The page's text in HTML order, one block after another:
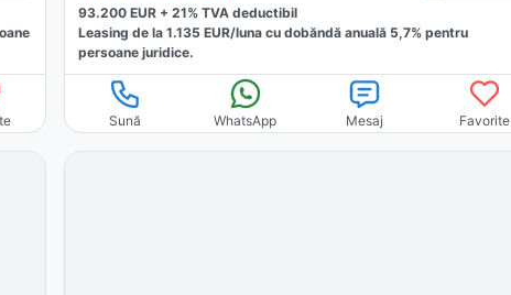
93.200 EUR +21% TVA deductibil
Leasing de la1.135 EUR/luna cu dobăndă anuală 5,7% pentru
persoane juridice.
Sună WhatsApp Mesaj Favorite